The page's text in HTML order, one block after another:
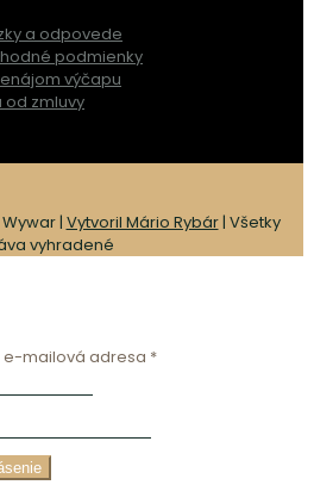
a odpovede
podmienky
výčapu
od zmluvy
| Vytvoril Mário Rybár| Všetky
vyhradené
mailová adresa *